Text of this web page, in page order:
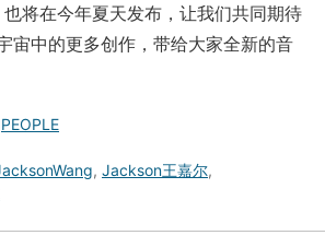
也将在今年夏天发布，让我们共同期待
宙中的更多创作，带给⼤家全新的⾳
PEOPLE
, Jackson王嘉尔,